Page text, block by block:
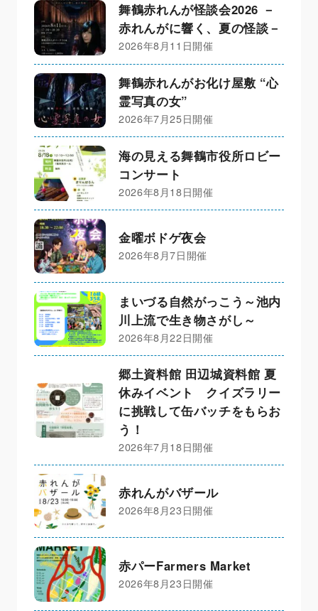
舞鶴赤れんが怪談会2026 －
赤れんがに響く、夏の怪談－
2026年8月11日開催
舞鶴赤れんがお化け屋敷 “心
霊写真の女”
2026年7月25日開催
海の見える舞鶴市役所ロビー
コンサート
2026年8月18日開催
金曜ボドゲ夜会
2026年8月7日開催
まいづる自然がっこう～池内
川上流で生き物さがし～
2026年8月22日開催
郷土資料館 田辺城資料館 夏
休みイベント クイズラリー
に挑戦して缶バッチをもらお
う！
2026年7月18日開催
赤れんがバザール
2026年8月23日開催
赤パーFarmers Market
2026年8月23日開催